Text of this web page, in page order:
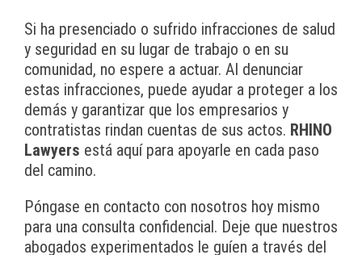
Si ha presenciado o sufrido infracciones de salud
y seguridad en su lugar de trabajo o en su
comunidad, no espere a actuar. Al denunciar
estas infracciones, puede ayudar a proteger a los
demás y garantizar que los empresarios y
contratistas rindan cuentas de sus actos. RHINO
Lawyers está aquí para apoyarle en cada paso
del camino.
Póngase en contacto con nosotros hoy mismo
para una consulta confidencial. Deje que nuestros
abogados experimentados le guíen a través del